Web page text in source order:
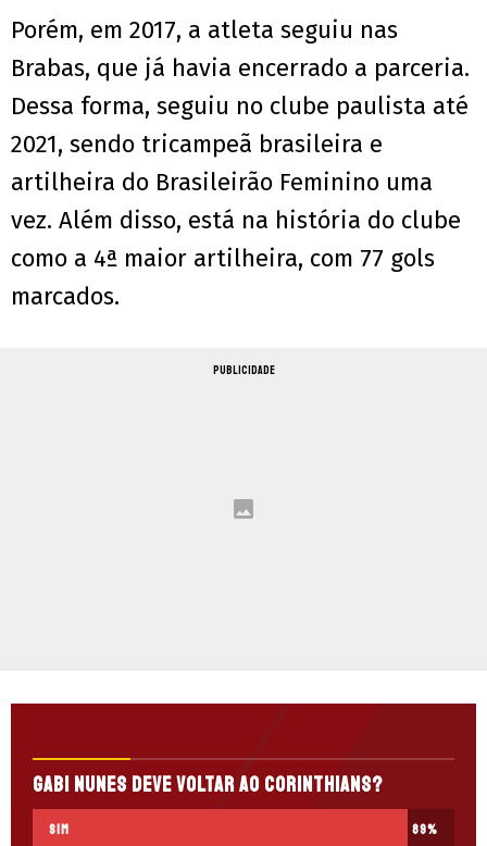
Porém, em 2017, a atleta seguiu nas
Brabas, que já havia encerrado a parceria.
Dessa forma, seguiu no clube paulista até
2021, sendo tricampeã brasileira e
artilheira do Brasileirão Feminino uma
vez. Além disso, está na história do clube
como a 4ª maior artilheira, com 77 gols
marcados.
PUBLICIDADE
Gabi Nunes deve voltar ao Corinthians?
Sim 89%